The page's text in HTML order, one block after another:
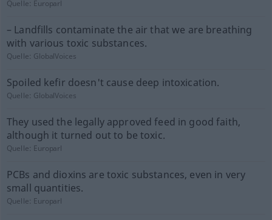
Quelle: Europarl
– Landfills contaminate the air that we are breathing
with various toxic substances.
Quelle: GlobalVoices
Spoiled kefir doesn't cause deep intoxication.
Quelle: GlobalVoices
They used the legally approved feed in good faith,
although it turned out to be toxic.
Quelle: Europarl
PCBs and dioxins are toxic substances, even in very
small quantities.
Quelle: Europarl